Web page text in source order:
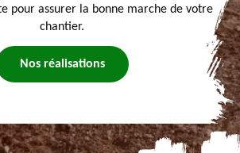
pour assurer la bonne marche de votre
chantier.
Nos réalisations